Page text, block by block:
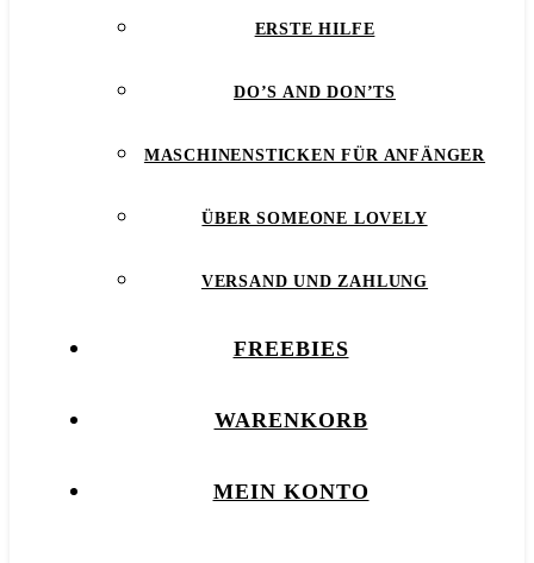
ERSTE HILFE
DO’S AND DON’TS
MASCHINENSTICKEN FÜR ANFÄNGER
ÜBER SOMEONE LOVELY
VERSAND UND ZAHLUNG
FREEBIES
WARENKORB
MEIN KONTO